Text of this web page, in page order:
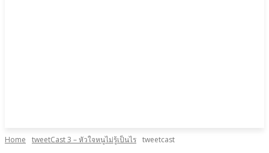
Home tweetCast 3 – หัวใจหนูไม่รู้เป็นไร tweetcast